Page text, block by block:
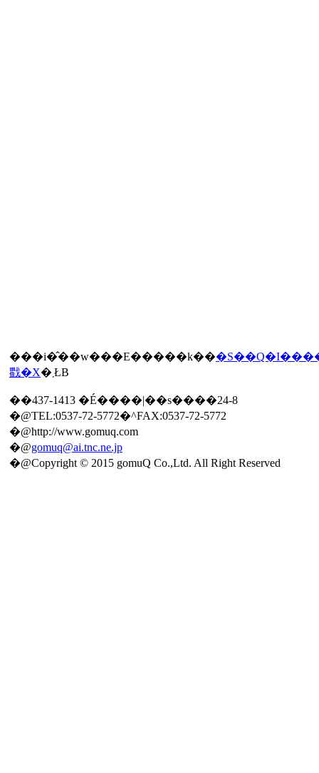
���i�̂��w���E�����k��
戵�X
�܂ŁB
��437-1413 �É����|��s����24-8
�@TEL:0537-72-5772�^FAX:0537-72-5772
�@http://www.gomuq.com
�@gomuq@ai.tnc.ne.jp
�@Copyright © 2015 gomuQ Co.,Ltd. All Right Reserved